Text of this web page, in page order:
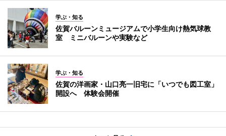
学ぶ・知る
佐賀バルーンミュージアムで小学生向け熱気球教
室 ミニバルーンや実験など
学ぶ・知る
佐賀の洋画家・山口亮一旧宅に「いつでも図工室」
開設へ 体験会開催